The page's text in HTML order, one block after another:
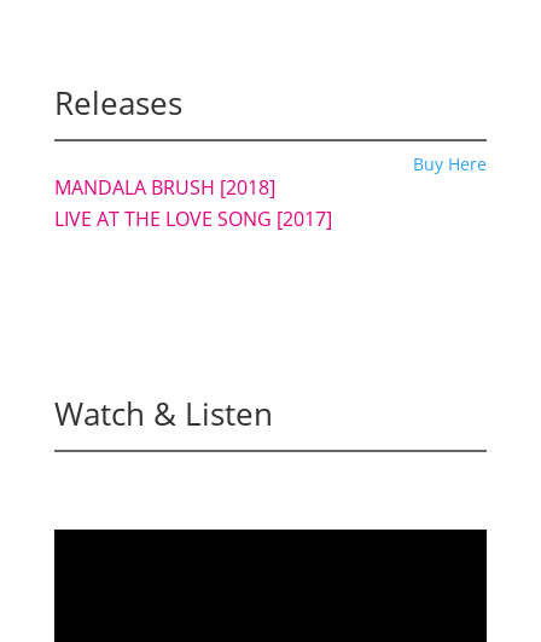
Releases
Buy Here
MANDALA BRUSH [2018]
LIVE AT THE LOVE SONG [2017]
Watch & Listen